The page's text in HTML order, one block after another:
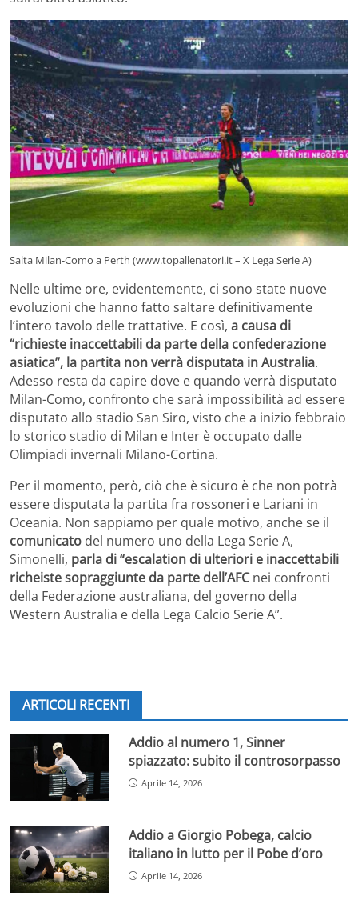
Salta Milan-Como a Perth (www.topallenatori.it – X Lega Serie A)
Nelle ultime ore, evidentemente, ci sono state nuove
evoluzioni che hanno fatto saltare definitivamente
l’intero tavolo delle trattative. E così, a causa di
“richieste inaccettabili da parte della confederazione
asiatica”, la partita non verrà disputata in Australia.
Adesso resta da capire dove e quando verrà disputato
Milan-Como, confronto che sarà impossibilità ad essere
disputato allo stadio San Siro, visto che a inizio febbraio
lo storico stadio di Milan e Inter è occupato dalle
Olimpiadi invernali Milano-Cortina.
Per il momento, però, ciò che è sicuro è che non potrà
essere disputata la partita fra rossoneri e Lariani in
Oceania. Non sappiamo per quale motivo, anche se il
comunicato del numero uno della Lega Serie A,
Simonelli, parla di “escalation di ulteriori e inaccettabili
richeiste sopraggiunte da parte dell’AFCnei confronti
della Federazione australiana, del governo della
Western Australia e della Lega Calcio Serie A”.
ARTICOLI RECENTI
Addio al numero 1, Sinner
spiazzato: subito il controsorpasso
Aprile 14, 2026
Addio a Giorgio Pobega, calcio
italiano in lutto per il Pobe d’oro
Aprile 14, 2026